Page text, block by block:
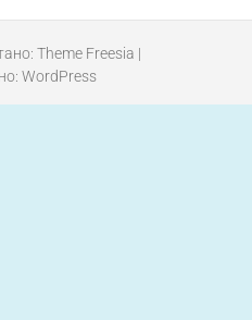
Theme Freesia |
WordPress